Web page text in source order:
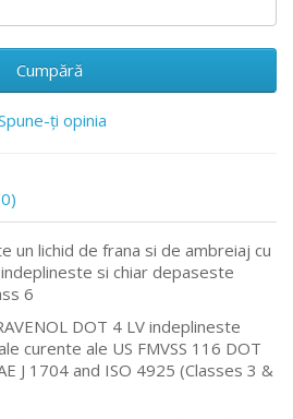
Cumpără
ţi opinia
un lichid de frana si de ambreiaj cu
si chiar depaseste
6
DOT 4 LV indeplineste
curente ale US FMVSS 116 DOT
J 1704 and ISO 4925 (Classes 3 &